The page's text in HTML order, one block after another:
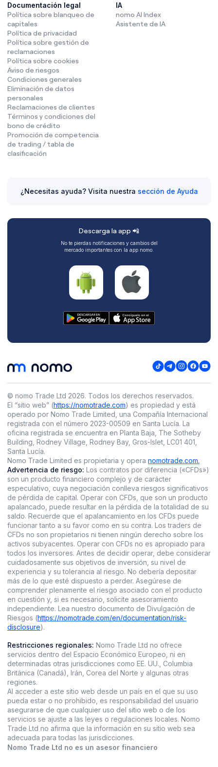
Documentación legal
Política sobre blanqueo de
capitales
Política de privacidad
Política sobre gestión de
reclamaciones
Política sobre cookies
Aviso de riesgos
Condiciones generales
Eliminación de datos
personales
Reclamaciones de clientes
Términos y condiciones del
bono de crédito
Promoción de competencia
de trading / tabla de
clasificación
IA
nomo AI Index
Asistente de IA
¿Necesitas ayuda? Visita nuestra sección de Ayuda
Descarga la app 📲
No te pierdas notificaciones y cambios del
mercado importantes con la app nomo.
© nomo Trade Ltd 2026. Todos los derechos reservados.
El “sitio web” (https://nomotrade.com) es propiedad y está
operado por Nomo Trade Limited, una Compañía Internacional
registrada con el número 2023-00509 en Santa Lucía. La
oficina registrada se encuentra en Planta Baja, The Sotheby
Building, Rodney Village, Rodney Bay, Gros-Islet, LC01 401,
Santa Lucía.
Nomo Trade Limited es propietaria y opera nomotrade.com.
Advertencia de riesgo: Los contratos por diferencia («CFDs»)
son un producto financiero complejo y de carácter
especulativo, cuya negociación conlleva riesgos significativos
de pérdida de capital. Operar con CFDs, que son un producto
apalancado, puede resultar en la pérdida de la totalidad de su
saldo. Recuerde que el apalancamiento en los CFDs puede
funcionar tanto a su favor como en su contra. Los traders de
CFDs no son propietarios ni tienen ningún derecho sobre los
activos subyacentes. Operar con CFDs no es apropiado para
todos los inversores. Antes de decidir operar, debe considerar
cuidadosamente sus objetivos de inversión, su nivel de
experiencia y su tolerancia al riesgo. No debería depositar
más de lo que esté dispuesto a perder. Asegúrese de
comprender plenamente el riesgo asociado con el producto
en cuestión y, si es necesario, solicite asesoramiento
independiente. Lea nuestro documento de Divulgación de
Riesgos (https://nomotrade.com/en/documentation/risk-
disclosure).
Restricciones regionales: Nomo Trade Ltd no ofrece
servicios dentro del Espacio Económico Europeo, ni en
determinadas otras jurisdicciones como EE. UU., Columbia
Británica (Canadá), Irán, Corea del Norte y algunas otras
regiones.
Al acceder a este sitio web desde un país en el que su uso
pueda estar o no prohibido, es responsabilidad del usuario
asegurarse de que cualquier uso del sitio web o de los
servicios se ajuste a las leyes o regulaciones locales. Nomo
Trade Ltd no afirma que la información en su sitio web sea
adecuada para todas las jurisdicciones.
Nomo Trade Ltd no es un asesor financiero